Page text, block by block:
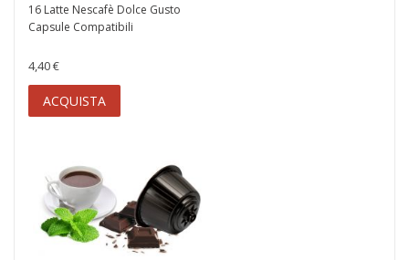
16 Latte Nescafè Dolce Gusto
Capsule Compatibili
4,40 €
ACQUISTA